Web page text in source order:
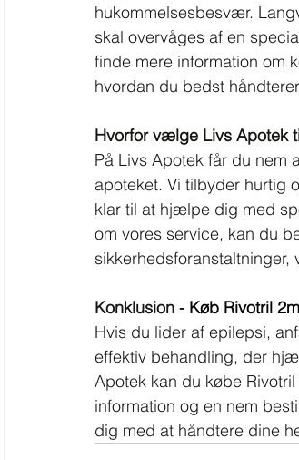
hukommelsesbesvær.
skal overvåges af en
finde mere information om
hvordan du bedst
Hvorfor vælge Livs Apotek
På Livs Apotek får du nem
apoteket. Vi tilbyder hurtig
klar til at hjælpe dig med
om vores service, kan du
Konklusion - Køb Rivotril
Hvis du lider af epilepsi,
effektiv behandling, der
Apotek kan du købe
information og en nem
dig med at håndtere dine